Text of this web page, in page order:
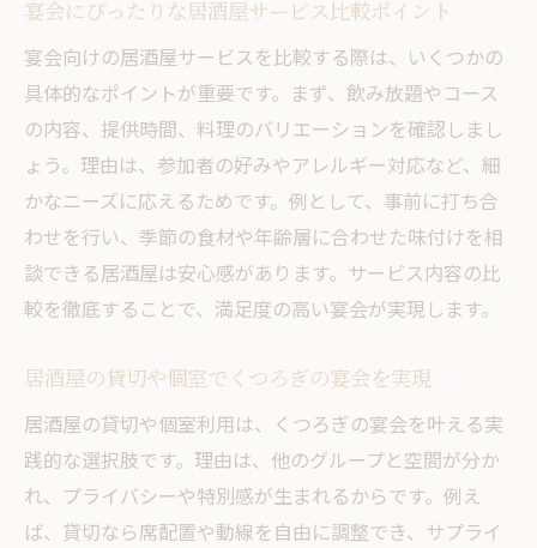
宴会にぴったりな居酒屋サービス比較ポイント
宴会向けの居酒屋サービスを比較する際は、いくつかの
具体的なポイントが重要です。まず、飲み放題やコース
の内容、提供時間、料理のバリエーションを確認しまし
ょう。理由は、参加者の好みやアレルギー対応など、細
かなニーズに応えるためです。例として、事前に打ち合
わせを行い、季節の食材や年齢層に合わせた味付けを相
談できる居酒屋は安心感があります。サービス内容の比
較を徹底することで、満足度の高い宴会が実現します。
居酒屋の貸切や個室でくつろぎの宴会を実現
居酒屋の貸切や個室利用は、くつろぎの宴会を叶える実
践的な選択肢です。理由は、他のグループと空間が分か
れ、プライバシーや特別感が生まれるからです。例え
ば、貸切なら席配置や動線を自由に調整でき、サプライ